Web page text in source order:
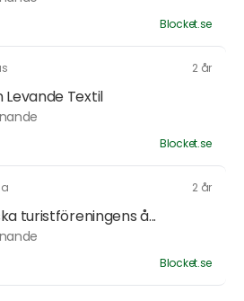
Blocket.se
2 år
Levande Textil
Blocket.se
2 år
turistföreningens å...
Blocket.se